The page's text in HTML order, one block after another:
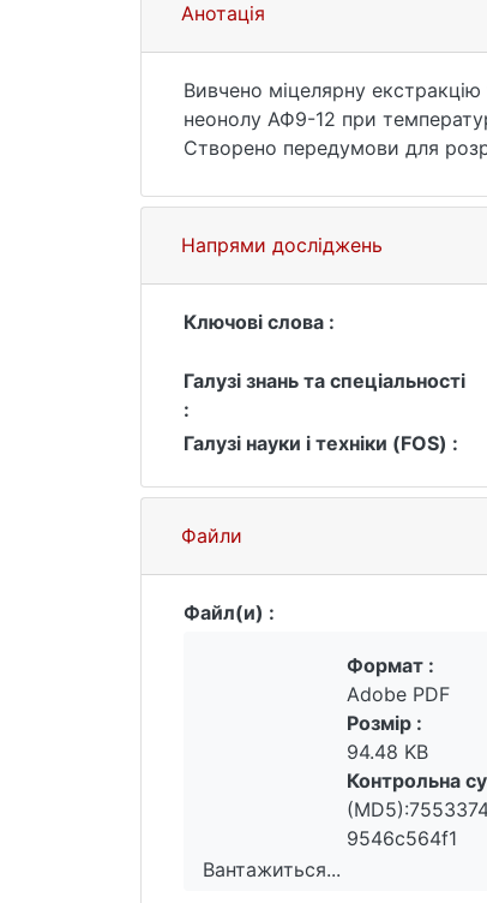
Анотація
Вивчено міцелярну
неонолу АФ9-12 при
Створено передумови для
Напрями досліджень
Ключові слова :
Галузі знань та спеціальності
:
Галузі науки і техніки (FOS) :
Файли
Файл(и) :
Вантажиться...
Формат :
Adobe PDF
Розмір :
94.48 KB
Контрольна
9546c564f1